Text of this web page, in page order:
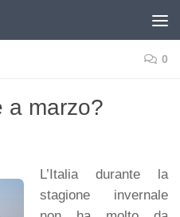
0
a marzo?
L’Italia durante la
stagione invernale